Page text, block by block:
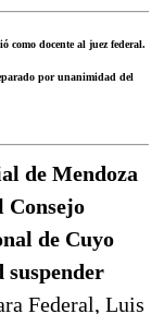
como docente al juez federal.
por unanimidad del
de Mendoza
Consejo
de Cuyo
Federal, Luis